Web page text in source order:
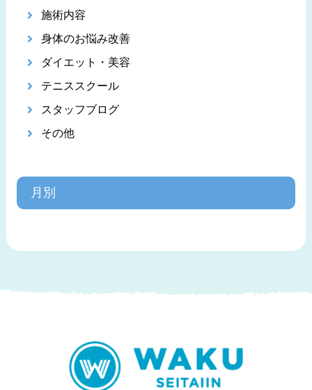
施術内容
身体のお悩み改善
ダイエット・美容
テニススクール
スタッフブログ
その他
月別